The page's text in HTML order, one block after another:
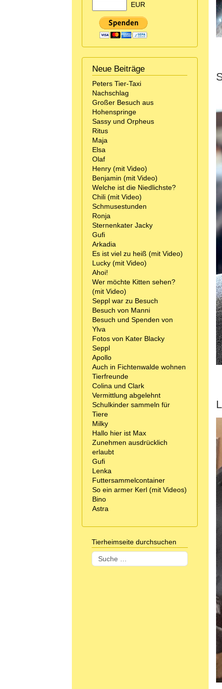
EUR
Neue Beiträge
Peters Tier-Taxi
Nachschlag
Großer Besuch aus
Hohenspringe
Sassy und Orpheus
Ritus
Maja
Elsa
Olaf
Henry (mit Video)
Benjamin (mit Video)
Welche ist die Niedlichste?
Chili (mit Video)
Schmusestunden
Ronja
Sternenkater Jacky
Gufi
Arkadia
Es ist viel zu heiß (mit Video)
Lucky (mit Video)
Ahoi!
Wer möchte Kitten sehen?
(mit Video)
Seppl war zu Besuch
Besuch von Manni
Besuch und Spenden von
Ylva
Fotos von Kater Blacky
Seppl
Apollo
Auch in Fichtenwalde wohnen
Tierfreunde
Colina und Clark
Vermittlung abgelehnt
Schulkinder sammeln für
Tiere
Milky
Hallo hier ist Max
Zunehmen ausdrücklich
erlaubt
Gufi
Lenka
Futtersammelcontainer
So ein armer Kerl (mit Videos)
Bino
Astra
Tierheimseite durchsuchen
Suchen